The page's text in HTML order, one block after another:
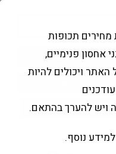
בקשה להצעה
מחירים תכופות
אחסון פנימיים,
ויכולים להיות
ויש להערך בהתאם.
נוסף.